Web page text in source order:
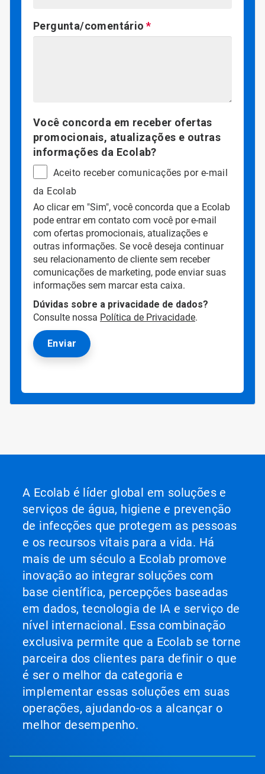
Pergunta/comentário
Você concorda em receber ofertas
promocionais, atualizações e outras
informações da Ecolab?
Aceito receber comunicações por e-mail
da Ecolab
Ao clicar em "Sim", você concorda que a Ecolab
pode entrar em contato com você por e-mail
com ofertas promocionais, atualizações e
outras informações. Se você deseja continuar
seu relacionamento de cliente sem receber
comunicações de marketing, pode enviar suas
informações sem marcar esta caixa.
Dúvidas sobre a privacidade de dados?
Consulte nossa Política de Privacidade.
A Ecolab é líder global em soluções e
serviços de água, higiene e prevenção
de infecções que protegem as pessoas
e os recursos vitais para a vida. Há
mais de um século a Ecolab promove
inovação ao integrar soluções com
base científica, percepções baseadas
em dados, tecnologia de IA e serviço de
nível internacional. Essa combinação
exclusiva permite que a Ecolab se torne
parceira dos clientes para definir o que
é ser o melhor da categoria e
implementar essas soluções em suas
operações, ajudando-os a alcançar o
melhor desempenho.